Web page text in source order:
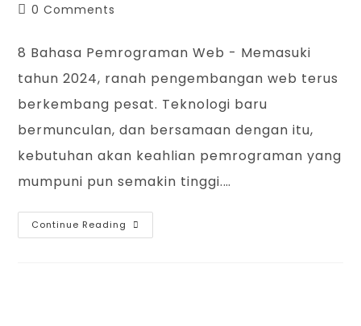
0 Comments
8 Bahasa Pemrograman Web - Memasuki
tahun 2024, ranah pengembangan web terus
berkembang pesat. Teknologi baru
bermunculan, dan bersamaan dengan itu,
kebutuhan akan keahlian pemrograman yang
mumpuni pun semakin tinggi.…
Continue Reading